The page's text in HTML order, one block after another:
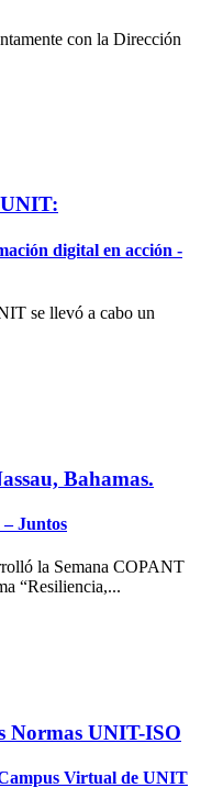
con la Dirección
digital en acción -
se llevó a cabo un
Bahamas.
Juntos
la Semana COPANT
“Resiliencia,...
Normas UNIT-ISO
Virtual de UNIT